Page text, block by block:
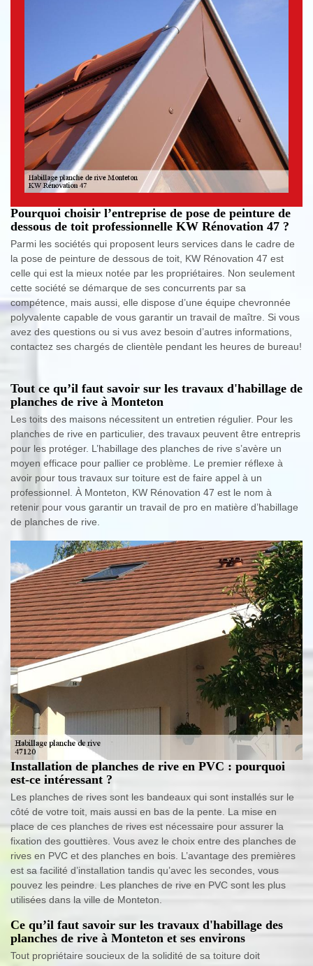
Pourquoi choisir l’entreprise de pose de peinture de
dessous de toit professionnelle KW Rénovation 47 ?
Parmi les sociétés qui proposent leurs services dans le cadre de
la pose de peinture de dessous de toit, KW Rénovation 47 est
celle qui est la mieux notée par les propriétaires. Non seulement
cette société se démarque de ses concurrents par sa
compétence, mais aussi, elle dispose d’une équipe chevronnée
polyvalente capable de vous garantir un travail de maître. Si vous
avez des questions ou si vus avez besoin d’autres informations,
contactez ses chargés de clientèle pendant les heures de bureau!
Tout ce qu’il faut savoir sur les travaux d'habillage de
planches de rive à Monteton
Les toits des maisons nécessitent un entretien régulier. Pour les
planches de rive en particulier, des travaux peuvent être entrepris
pour les protéger. L’habillage des planches de rive s’avère un
moyen efficace pour pallier ce problème. Le premier réflexe à
avoir pour tous travaux sur toiture est de faire appel à un
professionnel. À Monteton, KW Rénovation 47 est le nom à
retenir pour vous garantir un travail de pro en matière d’habillage
de planches de rive.
Installation de planches de rive en PVC : pourquoi
est-ce intéressant ?
Les planches de rives sont les bandeaux qui sont installés sur le
côté de votre toit, mais aussi en bas de la pente. La mise en
place de ces planches de rives est nécessaire pour assurer la
fixation des gouttières. Vous avez le choix entre des planches de
rives en PVC et des planches en bois. L’avantage des premières
est sa facilité d’installation tandis qu’avec les secondes, vous
pouvez les peindre. Les planches de rive en PVC sont les plus
utilisées dans la ville de Monteton.
Ce qu’il faut savoir sur les travaux d'habillage des
planches de rive à Monteton et ses environs
Tout propriétaire soucieux de la solidité de sa toiture doit